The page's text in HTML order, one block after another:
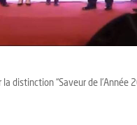
la distinction “Saveur de